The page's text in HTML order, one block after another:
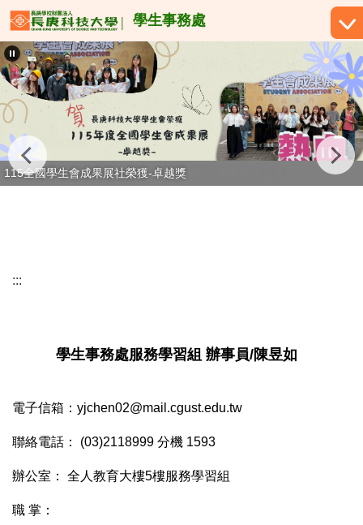
跳
到
主
要
內
容
學生事務處
恭賀！許宥佳同學榮獲114學年度全國學生音樂賽第一名
115全國學生會成果展社榮獲-卓越獎
:::
學生事務處服務學習組 辦事員/陳昱如
電子信箱：yjchen02@mail.cgust.edu.tw
聯絡電話： (03)2118999 分機 1593
辦公室： 全人教育大樓5樓服務學習組
職 掌：